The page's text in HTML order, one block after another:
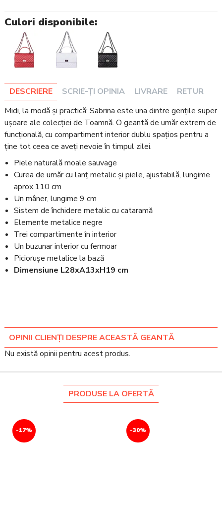
Culori disponibile:
DESCRIERE SCRIE-ȚI OPINIA LIVRARE
RETUR
Midi, la modă și practică: Sabrina este una dintre gențile super
ușoare ale colecției de Toamnă. O geantă de umăr extrem de
funcțională, cu compartiment interior dublu spațios pentru a
ține tot ceea ce aveți nevoie în timpul zilei.
Piele naturală moale sauvage
Curea de umăr cu lanț metalic și piele, ajustabilă, lungime
aprox.110 cm
Un mâner, lungime 9 cm
Sistem de închidere metalic cu cataramă
Elemente metalice negre
Trei compartimente în interior
Un buzunar interior cu fermoar
Piciorușe metalice la bază
Dimensiune L28xA13xH19 cm
OPINII CLIENȚI DESPRE ACEASTĂ GEANTĂ
Nu există opinii pentru acest produs.
PRODUSE LA OFERTĂ
-17% -30%